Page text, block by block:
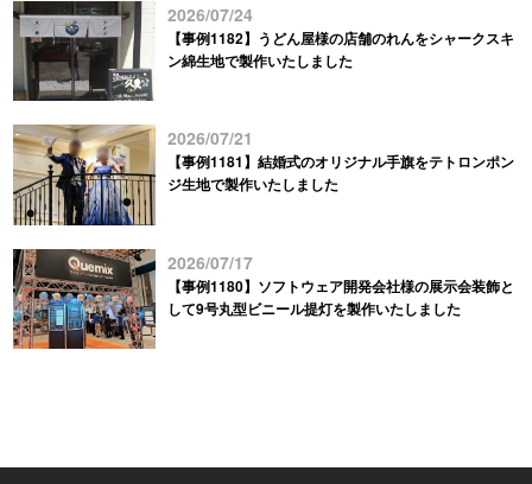
2026/07/24
【事例1182】うどん屋様の店舗のれんをシャークスキ
ン綿生地で製作いたしました
2026/07/21
【事例1181】結婚式のオリジナル手旗をテトロンポン
ジ生地で製作いたしました
2026/07/17
【事例1180】ソフトウェア開発会社様の展示会装飾と
して9号丸型ビニール提灯を製作いたしました